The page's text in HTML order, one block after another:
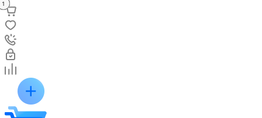
15129524138371916172111620141110181